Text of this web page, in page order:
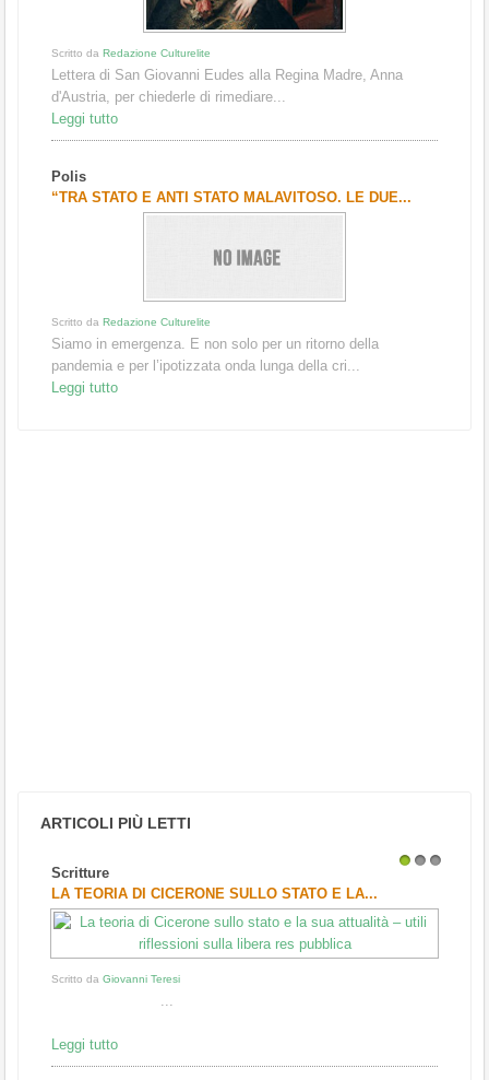
Scritto da Redazione Culturelite
Lettera di San Giovanni Eudes alla Regina Madre, Anna
d'Austria, per chiederle di rimediare...
Leggi tutto
Polis
“TRA STATO E ANTI STATO MALAVITOSO. LE DUE...
Scritto da Redazione Culturelite
Siamo in emergenza. E non solo per un ritorno della
pandemia e per l’ipotizzata onda lunga della cri...
Leggi tutto
ARTICOLI PIÙ LETTI
Scritture
LA TEORIA DI CICERONE SULLO STATO E LA...
Scritto da Giovanni Teresi
...
Leggi tutto